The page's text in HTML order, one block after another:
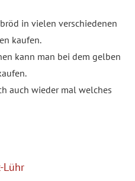
in vielen verschiedenen
kaufen.
kann man bei dem gelben
auch wieder mal welches
Lühr